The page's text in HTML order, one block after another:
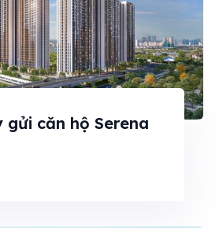
gửi căn hộ Serena